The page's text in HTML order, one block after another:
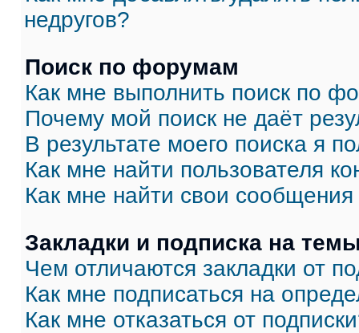
недругов?
Поиск по форумам
Как мне выполнить поиск по
Почему мой поиск не даёт
В результате моего поиска я
Как мне найти пользователя
Как мне найти свои
Закладки и подписка на
Чем отличаются закладки от
Как мне подписаться на
Как мне отказаться от